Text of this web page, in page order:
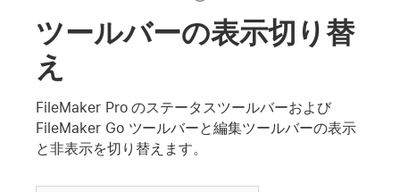
ツールバーの表示切り替
え
FileMaker Pro のステータスツールバーおよび
FileMaker Go ツールバーと編集ツールバーの表示
と非表示を切り替えます。